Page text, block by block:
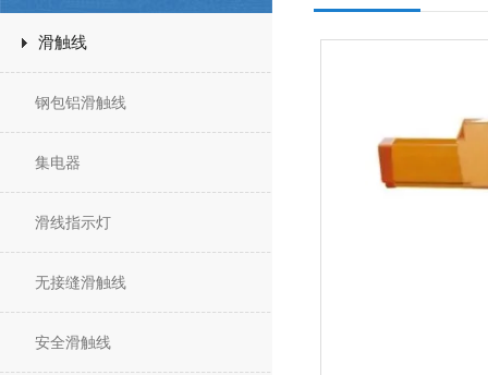
滑触线
钢包铝滑触线
集电器
滑线指示灯
无接缝滑触线
安全滑触线